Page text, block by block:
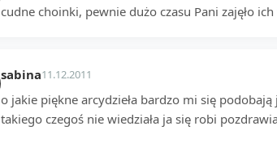
cudne choinki, pewnie dużo czasu Pani zajęło
sabina11.12.2011
o jakie piękne arcydzieła bardzo mi się
takiego czegoś nie wiedziała ja się robi